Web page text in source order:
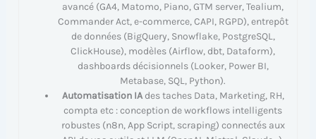
avancé (GA4, Matomo, Piano, GTM server, Tealium,
Commander Act, e-commerce, CAPI, RGPD), entrepôt
de données (BigQuery, Snowflake, PostgreSQL,
ClickHouse), modèles (Airflow, dbt, Dataform),
dashboards décisionnels (Looker, Power BI,
Metabase, SQL, Python).
Automatisation IAdes taches Data, Marketing, RH,
compta etc : conception de workflows intelligents
robustes (n8n, App Script, scraping) connectés aux